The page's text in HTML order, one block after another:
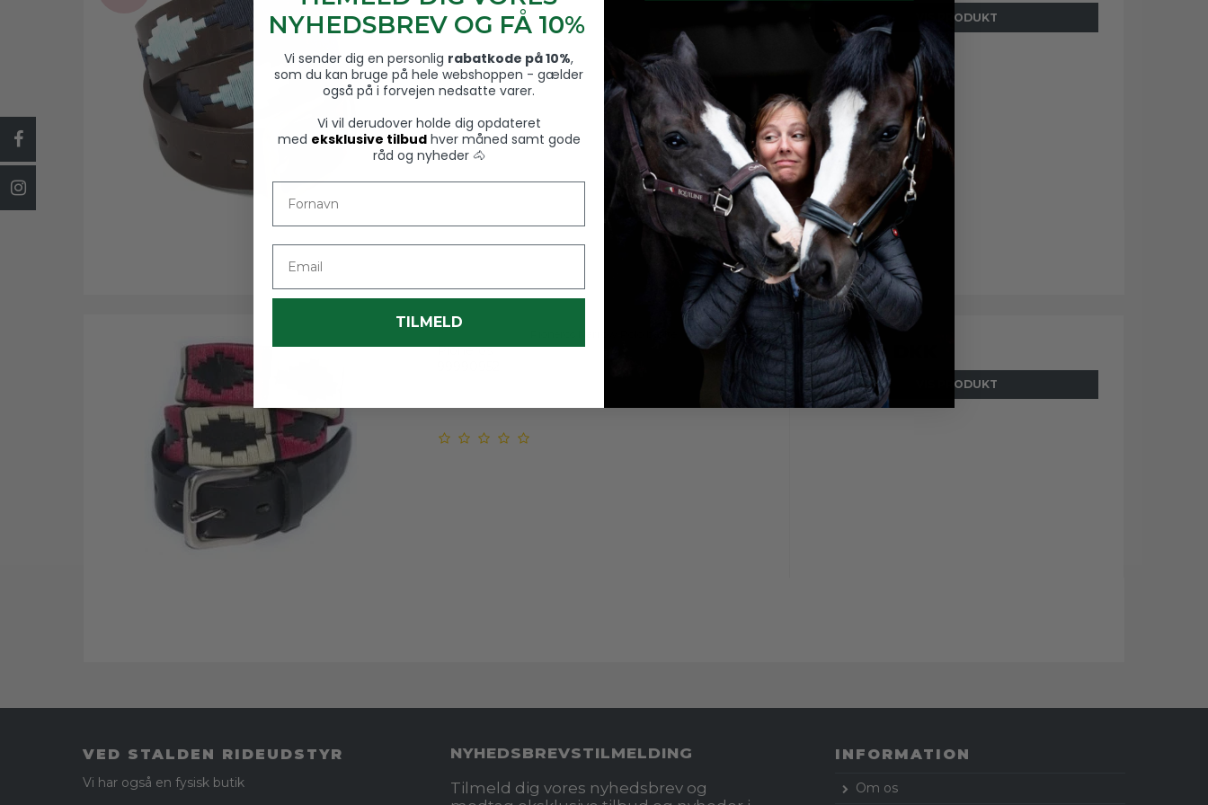
VIS PRODUKT
Pioneros
349,00 DKK
VIS PRODUKT
VED STALDEN RIDEUDSTYR
Vi har også en fysisk butik
NYHEDSBREVSTILMELDING
Tilmeld dig vores nyhedsbrev og
INFORMATION
Om os
NYHEDSBREV OG FÅ 10%
Vi sender dig en personlig rabatkode på 10%,
som du kan bruge på hele webshoppen - gælder
også på i forvejen nedsatte varer.
Vi vil derudover holde dig opdateret
med eksklusive tilbudhver måned samt gode
råd og nyheder 🐴
TILMELD